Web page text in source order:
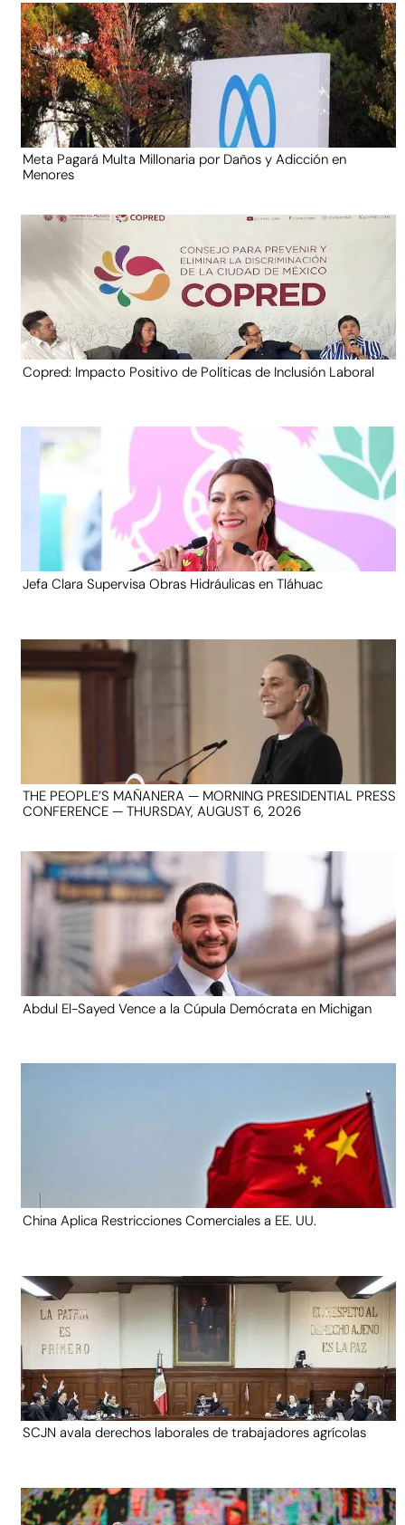
Meta Pagará Multa Millonaria por Daños y Adicción en
Menores
Copred: Impacto Positivo de Políticas de Inclusión Laboral
Jefa Clara Supervisa Obras Hidráulicas en Tláhuac
THE PEOPLE’S MAÑANERA — MORNING PRESIDENTIAL PRESS
CONFERENCE — THURSDAY, AUGUST 6, 2026
Abdul El-Sayed Vence a la Cúpula Demócrata en Michigan
China Aplica Restricciones Comerciales a EE. UU.
SCJN avala derechos laborales de trabajadores agrícolas